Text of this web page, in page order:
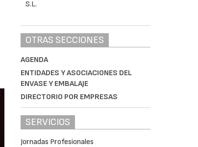
OTRAS SECCIONES
AGENDA
ENTIDADES Y ASOCIACIONES DEL
ENVASE Y EMBALAJE
DIRECTORIO POR EMPRESAS
SERVICIOS
Jornadas Profesionales